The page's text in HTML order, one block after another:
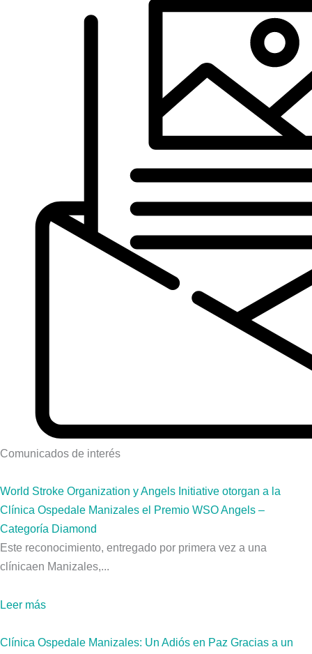
Comunicados de interés
World Stroke Organization y Angels Initiative otorgan a la
Clínica Ospedale Manizales el Premio WSO Angels –
Categoría Diamond
Este reconocimiento, entregado por primera vez a una
clínicaen Manizales,...
Leer más
Clínica Ospedale Manizales: Un Adiós en Paz Gracias a un